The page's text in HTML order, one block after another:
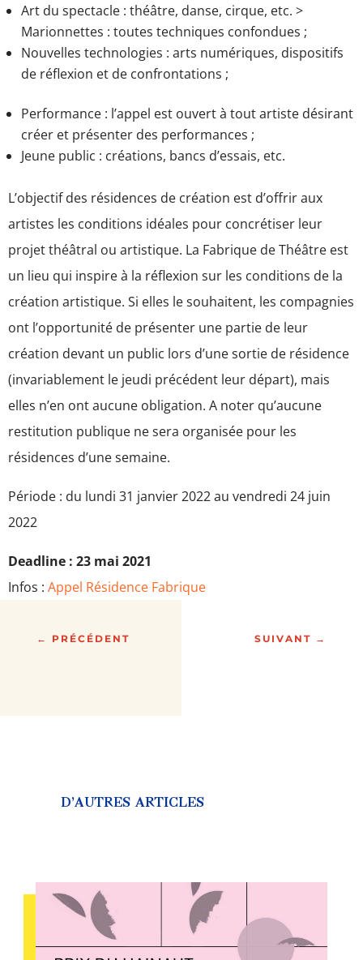
Art du spectacle : théâtre, danse, cirque, etc. >
Marionnettes : toutes techniques confondues ;
Nouvelles technologies : arts numériques, dispositifs
de réflexion et de confrontations ;
Performance : l’appel est ouvert à tout artiste désirant
créer et présenter des performances ;
Jeune public : créations, bancs d’essais, etc.
L’objectif des résidences de création est d’offrir aux
artistes les conditions idéales pour concrétiser leur
projet théâtral ou artistique. La Fabrique de Théâtre est
un lieu qui inspire à la réflexion sur les conditions de la
création artistique. Si elles le souhaitent, les compagnies
ont l’opportunité de présenter une partie de leur
création devant un public lors d’une sortie de résidence
(invariablement le jeudi précédent leur départ), mais
elles n’en ont aucune obligation. A noter qu’aucune
restitution publique ne sera organisée pour les
résidences d’une semaine.
Période : du lundi 31 janvier 2022 au vendredi 24 juin
2022
Deadline : 23 mai 2021
Infos : Appel Résidence Fabrique
← PRÉCÉDENT SUIVANT →
D’AUTRES ARTICLES